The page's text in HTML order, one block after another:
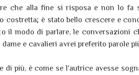
che alla fine si risposa e non lo fa
costretta; è stato bello crescere e
il modo di parlare, le conversazioni
e cavalieri avrei preferito parole
di più, è come se l'autrice avesse